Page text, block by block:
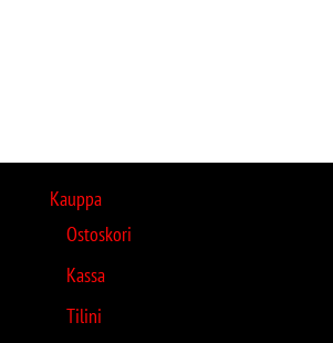
Kauppa
Ostoskori
Kassa
Tilini